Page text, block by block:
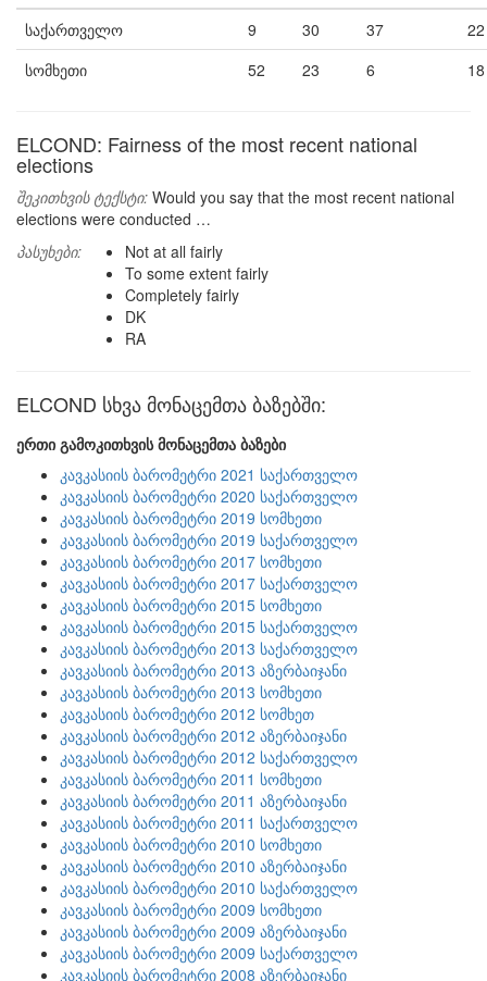
საქართველო
9 30 37
22
სომხეთი
52 23 6 18
ELCOND: Fairness of the most recent national
elections
შეკითხვის ტექსტი: Would you say that the most recent national
elections were conducted …
პასუხები:
Not at all fairly
To some extent fairly
Completely fairly
DK
RA
ELCOND სხვა მონაცემთა ბაზებში:
ერთი გამოკითხვის მონაცემთა ბაზები
კავკასიის ბარომეტრი 2021 საქართველო
კავკასიის ბარომეტრი 2020 საქართველო
კავკასიის ბარომეტრი 2019 სომხეთი
კავკასიის ბარომეტრი 2019 საქართველო
კავკასიის ბარომეტრი 2017 სომხეთი
კავკასიის ბარომეტრი 2017 საქართველო
კავკასიის ბარომეტრი 2015 სომხეთი
კავკასიის ბარომეტრი 2015 საქართველო
კავკასიის ბარომეტრი 2013 საქართველო
კავკასიის ბარომეტრი 2013 აზერბაიჯანი
კავკასიის ბარომეტრი 2013 სომხეთი
კავკასიის ბარომეტრი 2012 სომხეთ
კავკასიის ბარომეტრი 2012 აზერბაიჯანი
კავკასიის ბარომეტრი 2012 საქართველო
კავკასიის ბარომეტრი 2011 სომხეთი
კავკასიის ბარომეტრი 2011 აზერბაიჯანი
კავკასიის ბარომეტრი 2011 საქართველო
კავკასიის ბარომეტრი 2010 სომხეთი
კავკასიის ბარომეტრი 2010 აზერბაიჯანი
კავკასიის ბარომეტრი 2010 საქართველო
კავკასიის ბარომეტრი 2009 სომხეთი
კავკასიის ბარომეტრი 2009 აზერბაიჯანი
კავკასიის ბარომეტრი 2009 საქართველო
კავკასიის ბარომეტრი 2008 აზერბაიჯანი